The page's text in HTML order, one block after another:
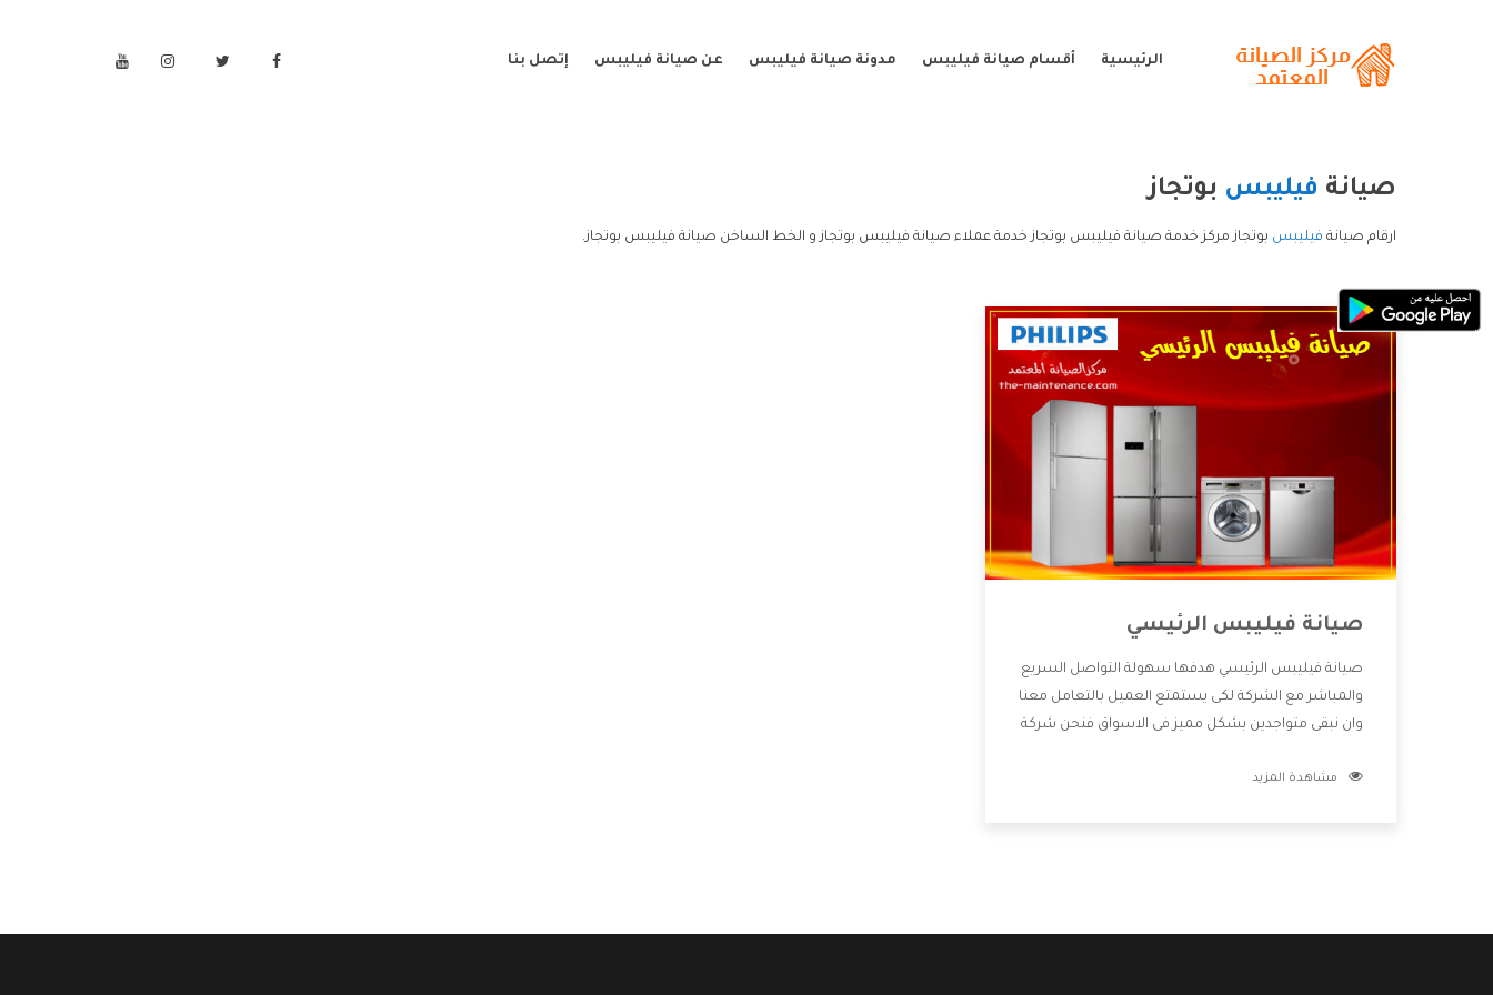
الرئيسية أقسام صيانة فيليبس مدونة صيانة فيليبس عن صيانة فيليبس إتصل بنا
صيانة فيليبس بوتجاز
ارقام صيانة فيليبس بوتجاز مركز خدمة صيانة فيليبس بوتجاز خدمة عملاء صيانة فيليبس بوتجاز و الخط الساخن صيانة فيليبس بوتجاز.
صيانة فيليبس الرئيسي
صيانة فيليبس الرئيسي هدفها سهولة التواصل السريع
والمباشر مع الشركة لكى يستمتع العميل بالتعامل معنا
وان نبقى متواجدين بشكل مميز فى الاسواق فنحن شركة
بالخدمات التى تنفرد الشركة بها والتى تكون منها خدمة
مشاهدة المزيد